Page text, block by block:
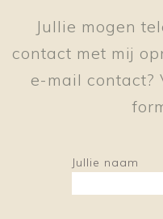
Jullie mogen
contact met mij
e-mail contact?
Jullie naam